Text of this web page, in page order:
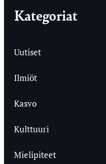
Kategoriat
Uutiset
Ilmiöt
Kasvo
Kulttuuri
Mielipiteet